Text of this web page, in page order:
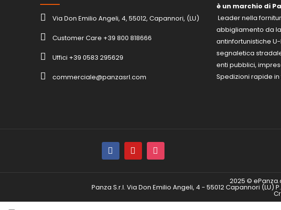
Via Don Emilio Angeli, 4, 55012, Capannori, (LU)
Customer Care +39 800 818666
Uffici +39 0583 295629
commerciale@panzasrl.com
è un marchio di
Leader nella
abbigliamento da
antinfortunistiche
segnaletica
enti pubblici,
Spedizioni rapide in
2025 ©
Panza S.r.l. Via Don Emilio Angeli, 4 - 55012 Capannori (LU)